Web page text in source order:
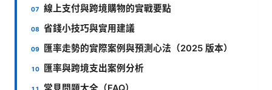
線上支付與跨境購物的實戰要點
省錢小技巧與實用建議
匯率走勢的實際案例與預測心法（2025 版本）
匯率與跨境支出案例分析